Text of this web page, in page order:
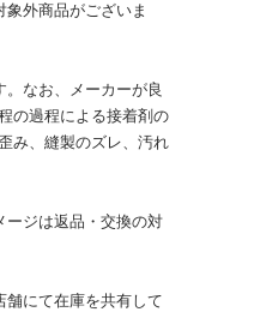
外商品がございま
なお、メーカーが良
の過程による接着剤の
み、縫製のズレ、汚れ
ージは返品・交換の対
舗にて在庫を共有して